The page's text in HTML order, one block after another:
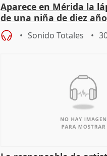
Aparece en Mérida la
de una niña de diez
el año 519 d.C.
Sonido Totales